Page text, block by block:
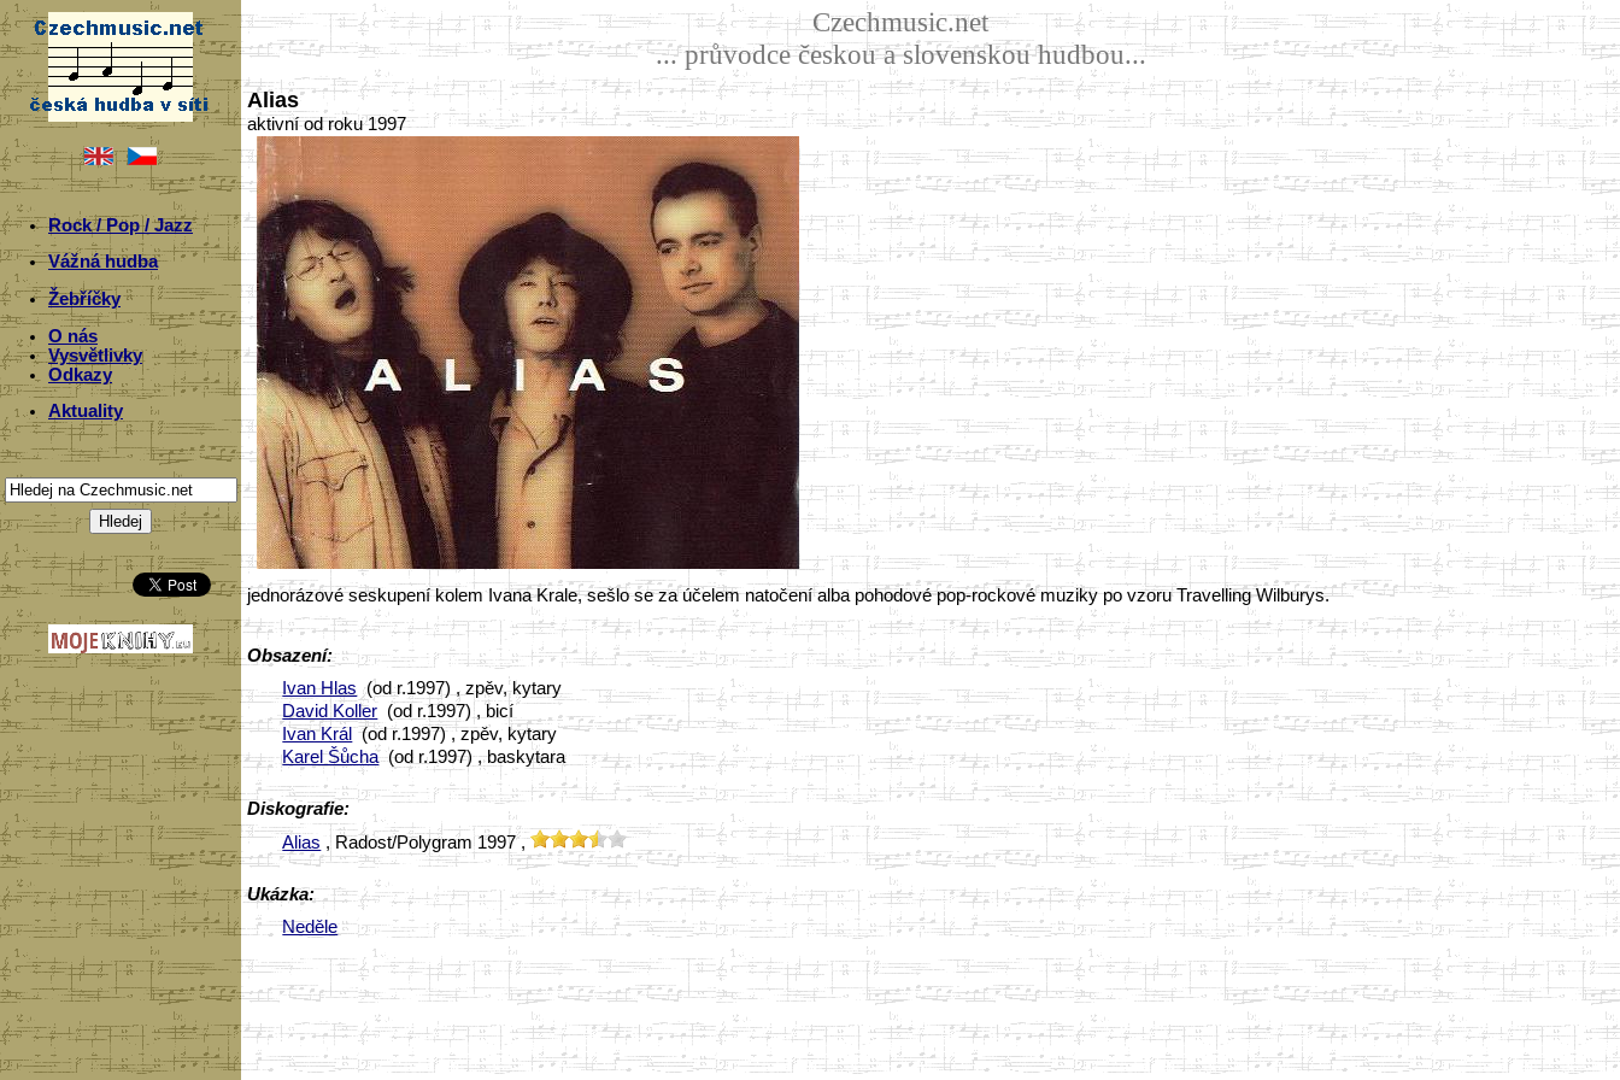
Rock / Pop / Jazz
Vážná hudba
Žebříčky
O nás
Vysvětlivky
Odkazy
Aktuality
Czechmusic.net
... průvodce českou a slovenskou hudbou...
Alias
aktivní od roku 1997
jednorázové seskupení kolem Ivana Krale, sešlo se za účelem natočení alba pohodové pop-rockové muziky po vzoru Travelling Wilburys.
Obsazení:
Ivan Hlas (od r.1997) , zpěv, kytary
David Koller (od r.1997) , bicí
Ivan Král (od r.1997) , zpěv, kytary
Karel Šůcha(od r.1997) , baskytara
Diskografie:
Alias , Radost/Polygram 1997 ,
Ukázka:
Neděle